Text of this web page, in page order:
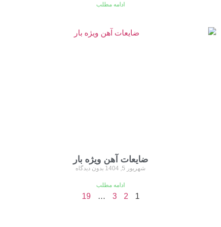
ادامه مطلب
ضایعات آهن ویژه بار
شهریور 5, 1404 بدون دیدگاه
ادامه مطلب
1
2
3
…
19